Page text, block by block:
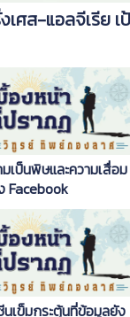
เศส-แอลจีเรีย เ
เป็นพิษและความเสื่อม
Facebook
นเข็มกระตุ้นที่ข้อมูลยัง